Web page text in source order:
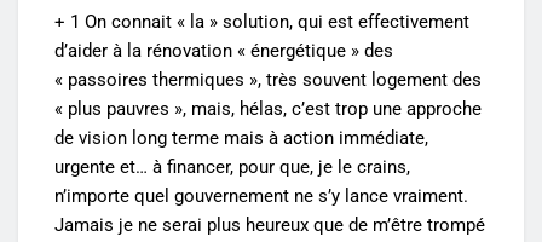
+ 1 On connait « la » solution, qui est effectivement
d’aider à la rénovation « énergétique » des
« passoires thermiques », très souvent logement des
« plus pauvres », mais, hélas, c’est trop une approche
de vision long terme mais à action immédiate,
urgente et… à financer, pour que, je le crains,
n’importe quel gouvernement ne s’y lance vraiment.
Jamais je ne serai plus heureux que de m’être trompé